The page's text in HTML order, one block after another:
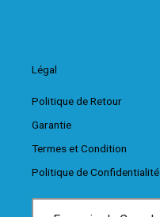
Légal
Politique de Retour
Garantie
Termes et Condition
Politique de Confidentialité